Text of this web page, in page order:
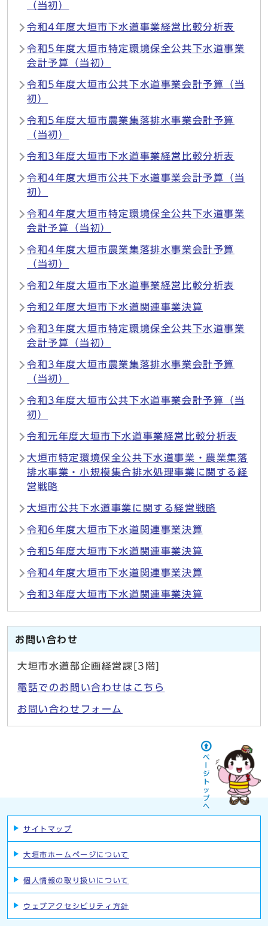
（当初）
令和4年度大垣市下水道事業経営比較分析表
令和5年度大垣市特定環境保全公共下水道事業
会計予算（当初）
令和5年度大垣市公共下水道事業会計予算（当
初）
令和5年度大垣市農業集落排水事業会計予算
（当初）
令和3年度大垣市下水道事業経営比較分析表
令和4年度大垣市公共下水道事業会計予算（当
初）
令和4年度大垣市特定環境保全公共下水道事業
会計予算（当初）
令和4年度大垣市農業集落排水事業会計予算
（当初）
令和2年度大垣市下水道事業経営比較分析表
令和2年度大垣市下水道関連事業決算
令和3年度大垣市特定環境保全公共下水道事業
会計予算（当初）
令和3年度大垣市農業集落排水事業会計予算
（当初）
令和3年度大垣市公共下水道事業会計予算（当
初）
令和元年度大垣市下水道事業経営比較分析表
大垣市特定環境保全公共下水道事業・農業集落
排水事業・小規模集合排水処理事業に関する経
営戦略
大垣市公共下水道事業に関する経営戦略
令和6年度大垣市下水道関連事業決算
令和5年度大垣市下水道関連事業決算
令和4年度大垣市下水道関連事業決算
令和3年度大垣市下水道関連事業決算
お問い合わせ
大垣市水道部企画経営課[3階]
電話でのお問い合わせはこちら
お問い合わせフォーム
サイトマップ
大垣市ホームページについて
個人情報の取り扱いについて
ウェブアクセシビリティ方針